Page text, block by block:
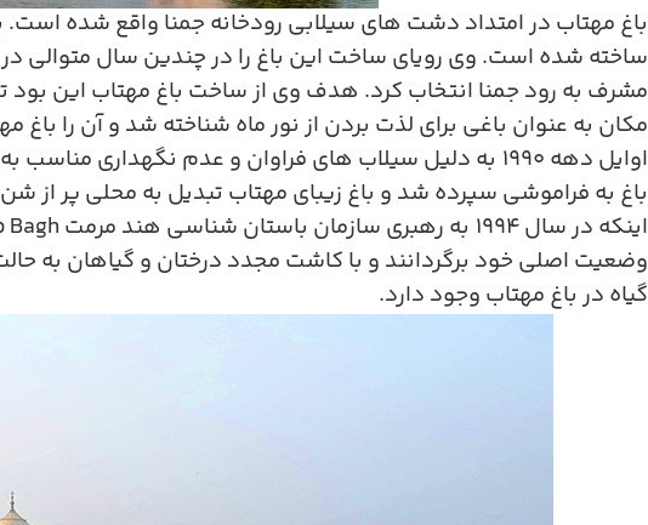
باغ مهتاب در امتداد دشت های سیلابی رودخانه جمنا واقع شده
ساخته شده است. وی رویای ساخت این باغ را در چندین سال متوالی در
مشرف به رود جمنا انتخاب کرد. هدف وی از ساخت باغ مهتاب این
مکان به عنوان باغی برای لذت بردن از نور ماه شناخته شد و آن را باغ
اوایل دهه ۱۹۹۰ به دلیل سیلاب های فراوان و عدم نگهداری مناسب
باغ به فراموشی سپرده شد و باغ زیبای مهتاب تبدیل به محلی پر
اینکه در سال۱۹۹۴ به رهبری سازمان باستان شناسی هند مرمت
وضعیت اصلی خود برگردانند و با کاشت مجدد درختان و گیاهان به
گیاه در باغ مهتاب وجود دارد.